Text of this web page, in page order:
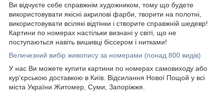
Ви відчуєте себе справжнім художником, тому що будете
використовувати якісні акрилові фарби, творити на полотні,
використовувати всілякі відтінки і створите справжній шедевр!
Картини по номерах настільки визнані у світі, що не
поступаються навіть вишивці біссером і нитками!
Величезний вибір живопису за номерами (понад 800 видів)
У нас Ви можете купити картини по номерах самовиходу або
кур'єрською доставкою в Київ. Відсилання Нової Пощой у всі
міста України Житомер, Суми, Запоріжжя.